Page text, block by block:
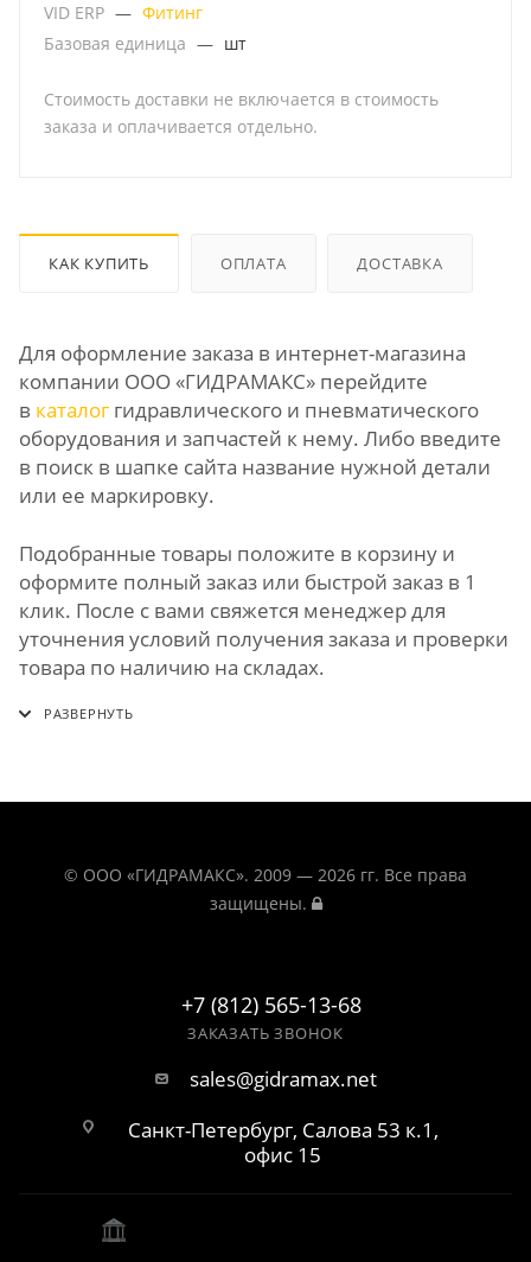
VID ERP — Фитинг
Базовая единица — шт
Стоимость доставки не включается в стоимость
заказа и оплачивается отдельно.
КАК КУПИТЬ ОПЛАТА ДОСТАВКА
Для оформление заказа в интернет-магазина
компании ООО «ГИДРАМАКС» перейдите
в каталог гидравлического и пневматического
оборудования и запчастей к нему. Либо введите
в поиск в шапке сайта название нужной детали
или ее маркировку.
Подобранные товары положите в корзину и
оформите полный заказ или быстрой заказ в 1
клик. После с вами свяжется менеджер для
уточнения условий получения заказа и проверки
товара по наличию на складах.
© ООО «ГИДРАМАКС». 2009 — 2026 гг. Все права
защищены.
+7 (812) 565-13-68
ЗАКАЗАТЬ ЗВОНОК
sales@gidramax.net
Санкт-Петербург, Салова 53 к.1,
офис 15